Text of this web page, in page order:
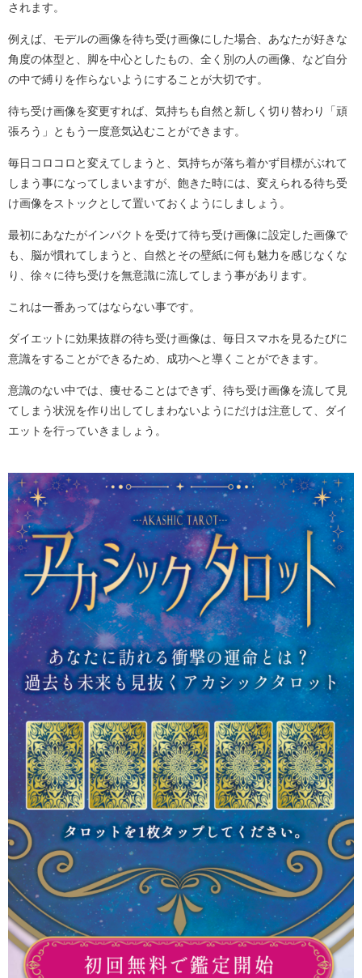
されます。
例えば、モデルの画像を待ち受け画像にした場合、あなたが好きな
角度の体型と、脚を中心としたもの、全く別の人の画像、など自分
の中で縛りを作らないようにすることが大切です。
待ち受け画像を変更すれば、気持ちも自然と新しく切り替わり「頑
張ろう」ともう一度意気込むことができます。
毎日コロコロと変えてしまうと、気持ちが落ち着かず目標がぶれて
しまう事になってしまいますが、飽きた時には、変えられる待ち受
け画像をストックとして置いておくようにしましょう。
最初にあなたがインパクトを受けて待ち受け画像に設定した画像で
も、脳が慣れてしまうと、自然とその壁紙に何も魅力を感じなくな
り、徐々に待ち受けを無意識に流してしまう事があります。
これは一番あってはならない事です。
ダイエットに効果抜群の待ち受け画像は、毎日スマホを見るたびに
意識をすることができるため、成功へと導くことができます。
意識のない中では、痩せることはできず、待ち受け画像を流して見
てしまう状況を作り出してしまわないようにだけは注意して、ダイ
エットを行っていきましょう。